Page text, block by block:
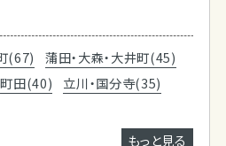
(67)
蒲田・大森・大井町(45)
町田(40)
立川・国分寺(35)
もっと見る